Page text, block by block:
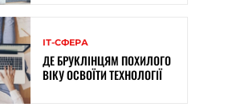
ІТ-СФЕРА
ДЕ БРУКЛІНЦЯМ ПОХИЛОГО
ВІКУ ОСВОЇТИ ТЕХНОЛОГІЇ